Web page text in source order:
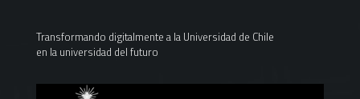
Transformando digitalmente a la Universidad de Chile
en la universidad del futuro